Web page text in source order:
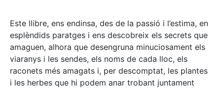
Este llibre, ens endinsa, des de la passió i l’estima, en
esplèndids paratges i ens descobreix els secrets que
amaguen, alhora que desengruna minuciosament els
viaranys i les sendes, els noms de cada lloc, els
raconets més amagats i, per descomptat, les plantes
i les herbes que hi podem anar trobant juntament